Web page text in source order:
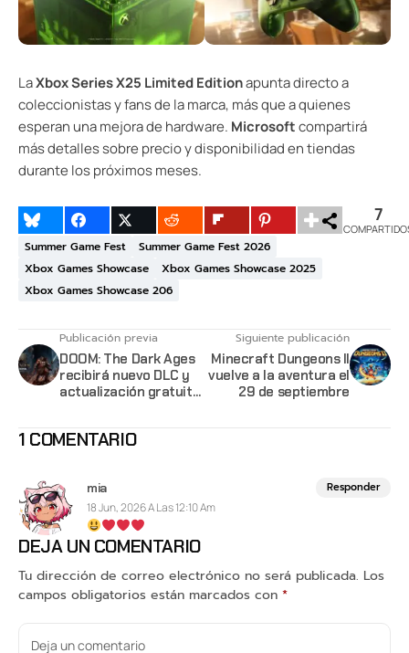
LaXbox Series X25 Limited Editionapunta directo a
coleccionistas y fans de la marca, más que a quienes
esperan una mejora de hardware. Microsoftcompartirá
más detalles sobre precio y disponibilidad en tiendas
durante los próximos meses.
7
Summer Game Fest
Summer Game Fest 2026
Xbox Games Showcase
Xbox Games Showcase 2025
Xbox Games Showcase 206
Publicación previa
DOOM: The Dark Ages
recibirá nuevo DLC y
actualización gratuita
Siguiente publicación
Minecraft Dungeons II
vuelve a la aventura el
29 de septiembre
1 COMENTARIO
mia
18 Jun, 2026 A Las 12:10 Am
Responder
DEJA UN COMENTARIO
Tu dirección de correo electrónico no será publicada. Los
campos obligatorios están marcados con *